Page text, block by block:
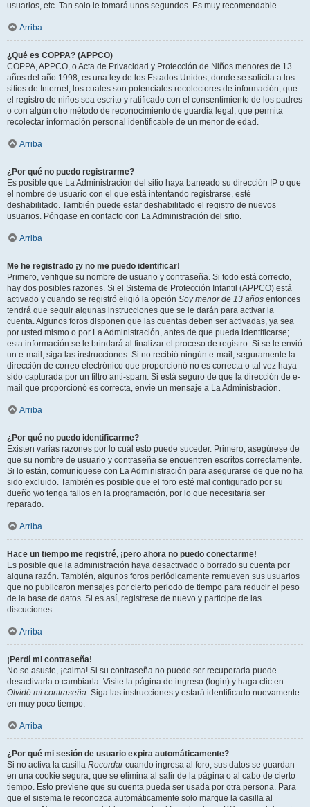
usuarios, etc. Tan solo le tomará unos segundos. Es muy recomendable.
Arriba
¿Qué es COPPA? (APPCO)
COPPA, APPCO, o Acta de Privacidad y Protección de Niños menores de 13
años del año 1998, es una ley de los Estados Unidos, donde se solicita a los
sitios de Internet, los cuales son potenciales recolectores de información, que
el registro de niños sea escrito y ratificado con el consentimiento de los padres
o con algún otro método de reconocimiento de guardia legal, que permita
recolectar información personal identificable de un menor de edad.
Arriba
¿Por qué no puedo registrarme?
Es posible que La Administración del sitio haya baneado su dirección IP o que
el nombre de usuario con el que está intentando registrarse, esté
deshabilitado. También puede estar deshabilitado el registro de nuevos
usuarios. Póngase en contacto con La Administración del sitio.
Arriba
Me he registrado ¡y no me puedo identificar!
Primero, verifique su nombre de usuario y contraseña. Si todo está correcto,
hay dos posibles razones. Si el Sistema de Protección Infantil (APPCO) está
activado y cuando se registró eligió la opción Soy menor de 13 años entonces
tendrá que seguir algunas instrucciones que se le darán para activar la
cuenta. Algunos foros disponen que las cuentas deben ser activadas, ya sea
por usted mismo o por La Administración, antes de que pueda identificarse;
esta información se le brindará al finalizar el proceso de registro. Si se le envió
un e-mail, siga las instrucciones. Si no recibió ningún e-mail, seguramente la
dirección de correo electrónico que proporcionó no es correcta o tal vez haya
sido capturada por un filtro anti-spam. Si está seguro de que la dirección de e-
mail que proporcionó es correcta, envíe un mensaje a La Administración.
Arriba
¿Por qué no puedo identificarme?
Existen varias razones por lo cuál esto puede suceder. Primero, asegúrese de
que su nombre de usuario y contraseña se encuentren escritos correctamente.
Si lo están, comuníquese con La Administración para asegurarse de que no ha
sido excluido. También es posible que el foro esté mal configurado por su
dueño y/o tenga fallos en la programación, por lo que necesitaría ser
reparado.
Arriba
Hace un tiempo me registré, ¡pero ahora no puedo conectarme!
Es posible que la administración haya desactivado o borrado su cuenta por
alguna razón. También, algunos foros periódicamente remueven sus usuarios
que no publicaron mensajes por cierto periodo de tiempo para reducir el peso
de la base de datos. Si es así, registrese de nuevo y participe de las
discuciones.
Arriba
¡Perdí mi contraseña!
No se asuste, ¡calma! Si su contraseña no puede ser recuperada puede
desactivarla o cambiarla. Visite la página de ingreso (login) y haga clic en
Olvidé mi contraseña. Siga las instrucciones y estará identificado nuevamente
en muy poco tiempo.
Arriba
¿Por qué mi sesión de usuario expira automáticamente?
Si no activa la casilla Recordarcuando ingresa al foro, sus datos se guardan
en una cookie segura, que se elimina al salir de la página o al cabo de cierto
tiempo. Esto previene que su cuenta pueda ser usada por otra persona. Para
que el sistema le reconozca automáticamente solo marque la casilla al